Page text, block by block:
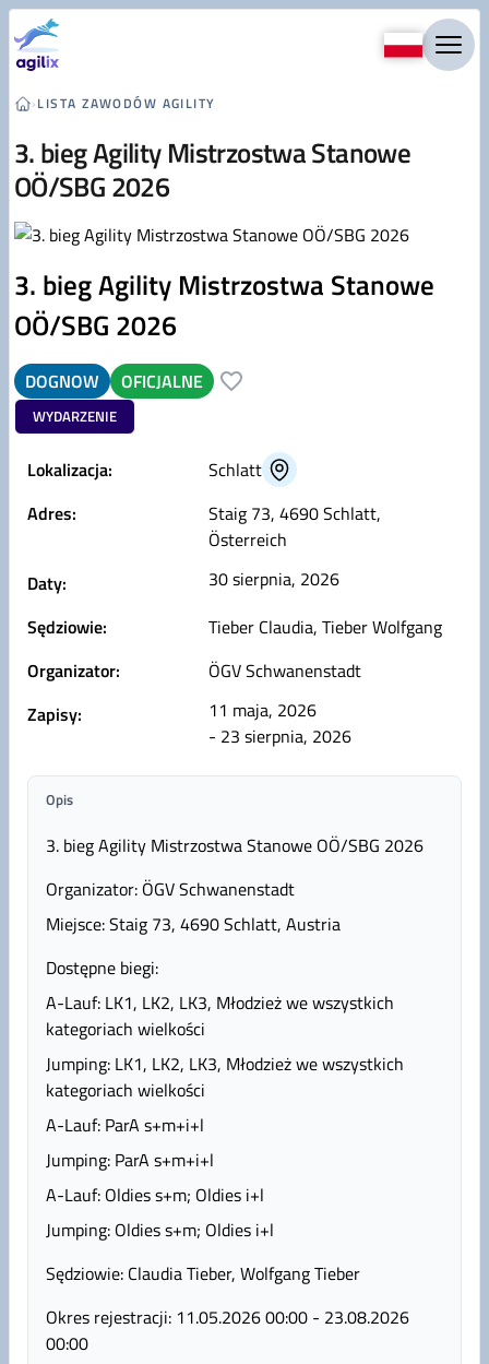
Przejdź do treści
›LISTA ZAWODÓW AGILITY
3. bieg Agility Mistrzostwa Stanowe
OÖ/SBG 2026
3. bieg Agility Mistrzostwa Stanowe
OÖ/SBG 2026
DOGNOW OFICJALNE
WYDARZENIE
Lokalizacja:
Schlatt
Adres:
Staig 73, 4690 Schlatt,
Österreich
Daty:
30 sierpnia, 2026
Sędziowie:
Tieber Claudia, Tieber Wolfgang
Organizator:
ÖGV Schwanenstadt
Zapisy:
11 maja, 2026
- 23 sierpnia, 2026
Opis
3. bieg Agility Mistrzostwa Stanowe OÖ/SBG 2026
Organizator: ÖGV Schwanenstadt
Miejsce: Staig 73, 4690 Schlatt, Austria
Dostępne biegi:
A-Lauf: LK1, LK2, LK3, Młodzież we wszystkich
kategoriach wielkości
Jumping: LK1, LK2, LK3, Młodzież we wszystkich
kategoriach wielkości
A-Lauf: ParA s+m+i+l
Jumping: ParA s+m+i+l
A-Lauf: Oldies s+m; Oldies i+l
Jumping: Oldies s+m; Oldies i+l
Sędziowie: Claudia Tieber, Wolfgang Tieber
Okres rejestracji: 11.05.2026 00:00 - 23.08.2026
00:00